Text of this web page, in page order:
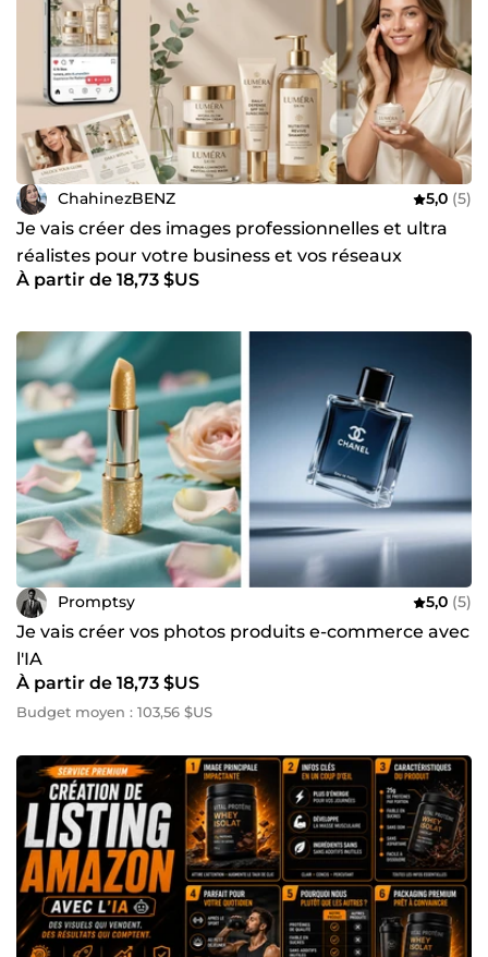
ChahinezBENZ 5,0 (5)
Je vais créer des images professionnelles et ultra
réalistes pour votre business et vos réseaux
sociaux
À partir de 18,73 $US
Promptsy 5,0 (5)
Je vais créer vos photos produits e-commerce avec
l'IA
À partir de 18,73 $US
Budget moyen : 103,56 $US